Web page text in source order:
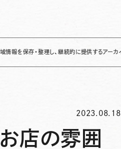
し、継続的に提供するアーカイブサイトです✌
2023.08.18
お店の雰囲